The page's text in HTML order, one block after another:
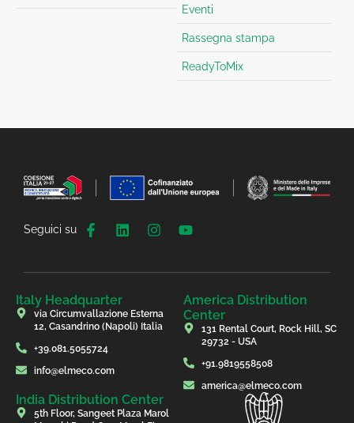
Eventi
Rassegna stampa
ReadyToMix
Seguici su
Italy Headquarter
via Circumvallazione Esterna
12, Casandrino (Napoli) Italia
+39.081.5055724
info@elmeco.com
America Distribution
Center
131 Rental Court, Rock Hill, SC
29732 - USA
+91.9819558508
america@elmeco.com
India Distribution Center
5th Floor, Sangeet Plaza Marol